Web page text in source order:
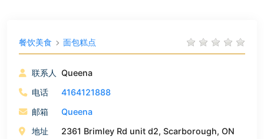
餐饮美食 面包糕点
联系人
Queena
电话
4164121888
邮箱
Queena
地址
2361 Brimley Rd unit d2, Scarborough, ON